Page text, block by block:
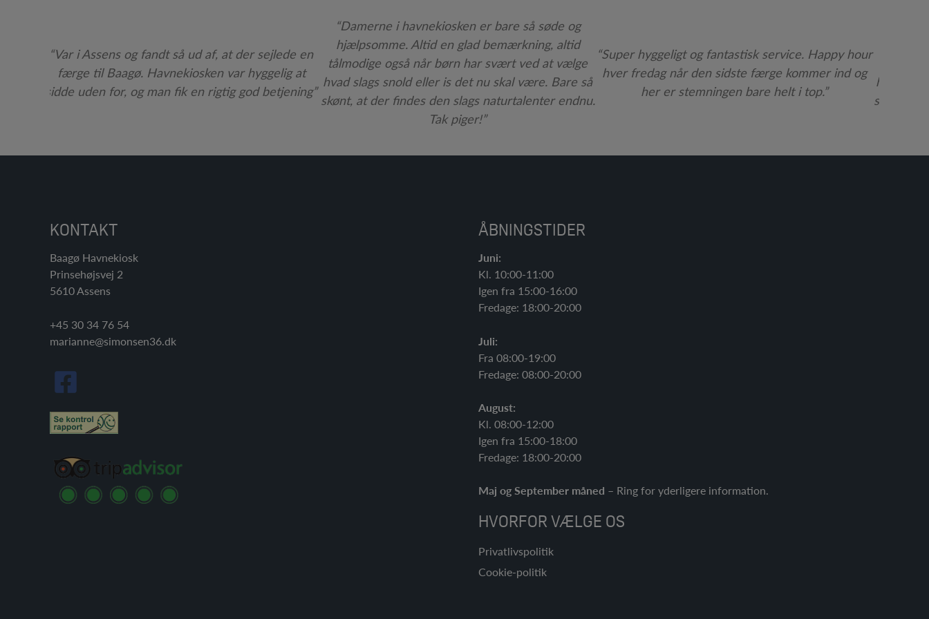
“Var i Assens og fandt så ud af, at der sejlede en
færge til Baagø. Havnekiosken var hyggelig at
sidde uden for, og man fik en rigtig god betjening”
“Damerne i havnekiosken er bare så søde og
hjælpsomme. Altid en glad bemærkning, altid
tålmodige også når børn har svært ved at vælge
hvad slags snold eller is det nu skal være. Bare så
skønt, at der findes den slags naturtalenter endnu.
Tak piger!”
“Super hyggeligt og fantastisk service. Happy hour
hver fredag når den sidste færge kommer ind og
her er stemningen bare helt i top.”
hvad
skønt, at
KONTAKT
Baagø Havnekiosk
Prinsehøjsvej 2
5610 Assens
+45 30 34 76 54
marianne@simonsen36.dk
ÅBNINGSTIDER
Juni:
Kl. 10:00-11:00
Igen fra 15:00-16:00
Fredage: 18:00-20:00
Juli:
Fra 08:00-19:00
Fredage: 08:00-20:00
August:
Kl. 08:00-12:00
Igen fra 15:00-18:00
Fredage: 18:00-20:00
Maj og September måned – Ring for yderligere information.
HVORFOR VÆLGE OS
Privatlivspolitik
Cookie-politik